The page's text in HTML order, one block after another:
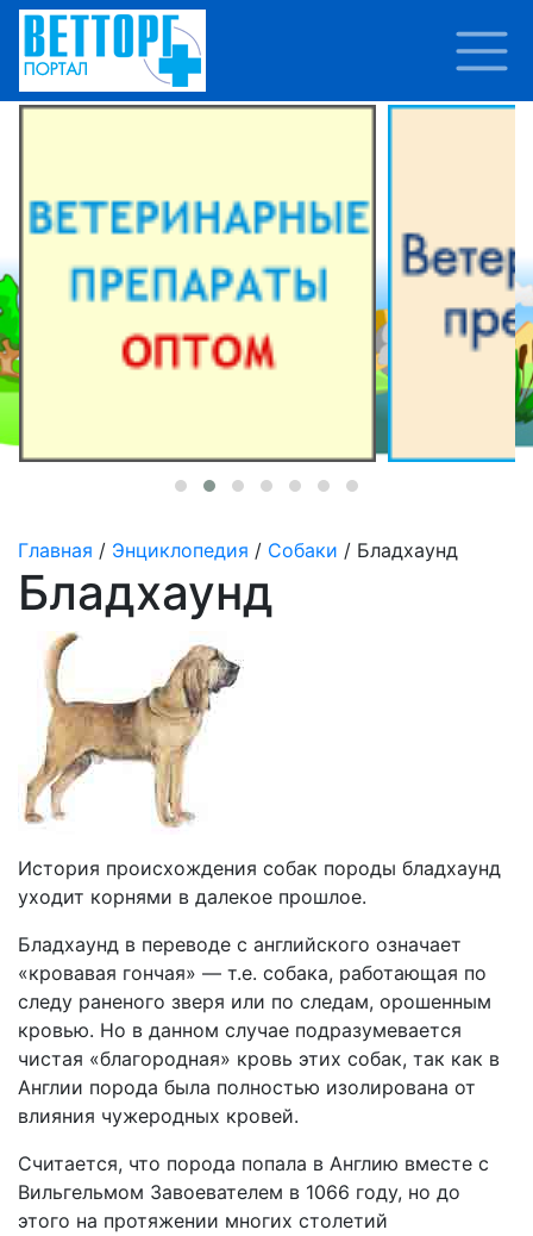
Главная / Энциклопедия / Собаки / Бладхаунд
Бладхаунд
История происхождения собак породы бладхаунд
уходит корнями в далекое прошлое.
Бладхаунд в переводе с английского означает
«кровавая гончая» — т.е. собака, работающая по
следу раненого зверя или по следам, орошенным
кровью. Но в данном случае подразумевается
чистая «благородная» кровь этих собак, так как в
Англии порода была полностью изолирована от
влияния чужеродных кровей.
Считается, что порода попала в Англию вместе с
Вильгельмом Завоевателем в 1066 году, но до
этого на протяжении многих столетий